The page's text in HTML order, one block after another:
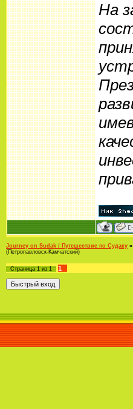
На
Journey on Sudak / Путешествие по Судаку »
(Петропавловск-Камчатский)
Страница1из1 1